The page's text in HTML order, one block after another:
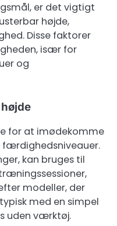
er det vigtigt
højde,
Disse faktorer
især for
og
for at imødekomme
færdighedsniveauer.
kan bruges til
modeller, der
med en simpel
uden værktøj.